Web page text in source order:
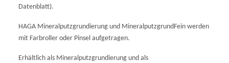
Datenblatt).
HAGA Mineralputzgrundierung und MineralputzgrundFein werden
mit Farbroller oder Pinsel aufgetragen.
Erhältlich als Mineralputzgrundierung und als